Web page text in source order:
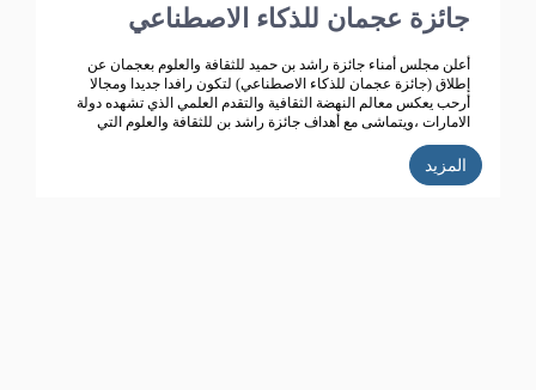
جائزة عجمان للذكاء الاصطناعي
أعلن مجلس أمناء جائزة راشد بن حميد للثقافة والعلوم بعجمان عن
إطلاق (جائزة عجمان للذكاء الاصطناعي) لتكون رافدا جديدا ومجالا
أرحب يعكس معالم النهضة الثقافية والتقدم العلمي الذي تشهده دولة
الامارات ،ويتماشى مع أهداف جائزة راشد بن للثقافة والعلوم التي
تعمل على تحقيق تنمية ثقافية متميزة، ودعم حركة البحث العلمي
واثراء الحياة الثقافية المتطورة في دولة الامارات، الى جانب تكريم
الباحثين ودعم انتاجهم العلمي كي يساهم في احداث نقلة حضارية
المزيد